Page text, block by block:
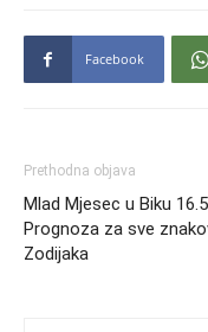
Facebook
Prethodna objava
Mlad Mjesec u Biku
Prognoza za sve
Zodijaka